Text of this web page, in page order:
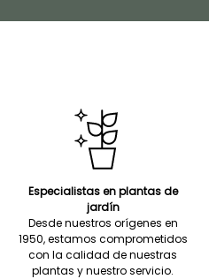
Especialistas en plantas de
jardín
Desde nuestros orígenes en
1950, estamos comprometidos
con la calidad de nuestras
plantas y nuestro servicio.